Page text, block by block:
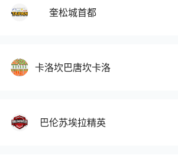
奎松城首都
卡洛坎巴唐坎卡洛
巴伦苏埃拉精英